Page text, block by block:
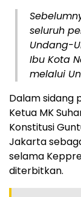
seluruh
Undang-
Ibu Kota
melalui
Dalam sidang
Ketua MK
Konstitusi
Jakarta
selama
diterbitkan.